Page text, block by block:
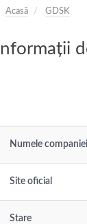
Acasă GDSK
Informații
Numele companiei
Site oficial
Stare